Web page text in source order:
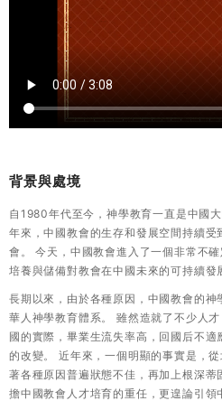
背景與處境
自1980年代至今，神學教育一直是中國
年來，中國教會的生存和發展空間持續
會。 今天，中國教會進入了一個非常不
培養與儲備對教會在中國未來的可持續發
長期以來，由於各種原因，中國教會的
華人神學教育體系。 雖然造就了不少人
國的實際，畢業生流失率高，回國后不
的改變。 近年來，一個明顯的事實是，
著各種原因普遍狀態不佳，再加上根深
擔中國教會人才培育的重任，更遑論引